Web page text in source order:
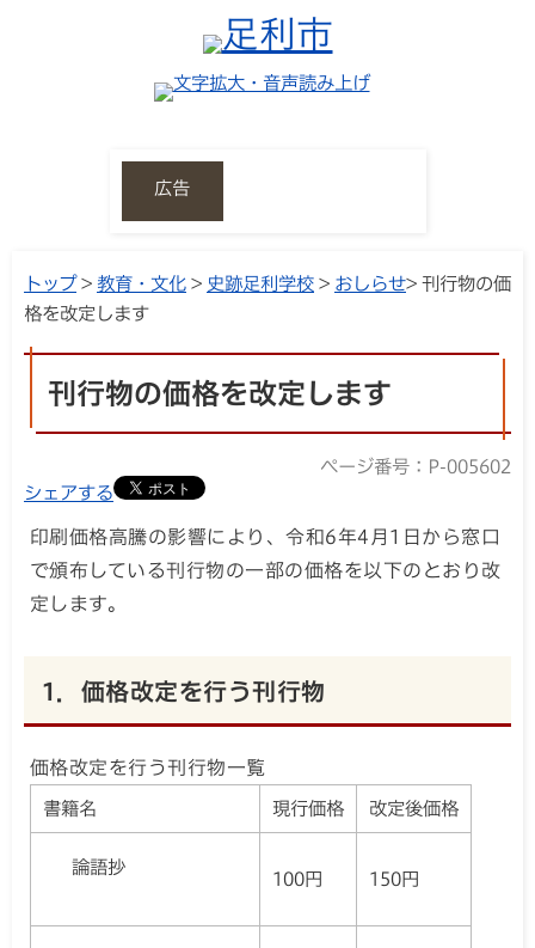
広告
トップ> 教育・文化 > 史跡足利学校 > おしらせ> 刊行物の価
格を改定します
刊行物の価格を改定します
ページ番号：P-005602
シェアする
印刷価格高騰の影響により、令和6年4月1日から窓口
で頒布している刊行物の一部の価格を以下のとおり改
定します。
1．価格改定を行う刊行物
価格改定を行う刊行物一覧
書籍名 現行価格 改定後価格
論語抄
100円 150円